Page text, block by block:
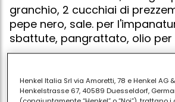
granchio, 2 cucchiai di
pepe nero, sale. per
sbattute, pangrattato, olio
In una pentola, faccia un soffritto,
Henkel Italia Srl via Amoretti, 78 e Henkel AG
Henkelstrasse 67, 40589 Duesseldorf,